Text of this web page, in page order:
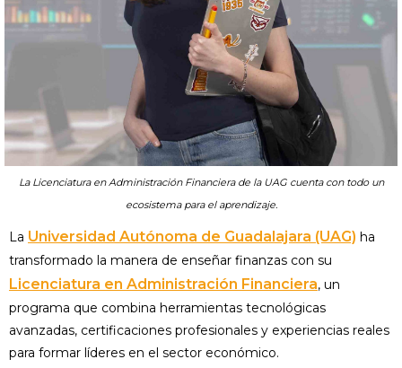
La Licenciatura en Administración Financiera de la UAG cuenta con todo un
ecosistema para el aprendizaje.
La Universidad Autónoma de Guadalajara (UAG) ha
transformado la manera de enseñar finanzas con su
Licenciatura en Administración Financiera, un
programa que combina herramientas tecnológicas
avanzadas, certificaciones profesionales y experiencias reales
para formar líderes en el sector económico.